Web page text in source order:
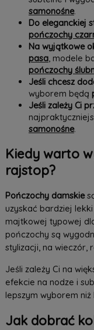
samonośne.
Do eleganckiej
pończochy
Na wyjątkowe
pasa, modele
pończochy
Jeśli chcesz
wyborem będą
Jeśli zależy Ci
samonośne.
Kiedy warto
rajstop?
Pończochy damskie
uzyskać bardziej
majtkowej typowej
pończochy są
stylizacji, na wieczór,
Jeśli zależy Ci na
efekcie na nodze i
lepszym wyborem
Jak dobrać